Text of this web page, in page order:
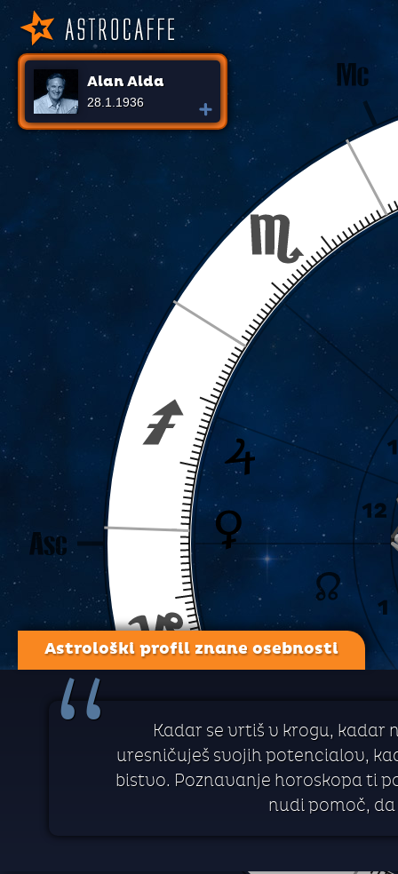
Alan Alda
28.1.1936
Astrološki profil znane osebnosti
“
Kadar se vrtiš v krogu, kadar
uresničuješ svojih potencialov,
bistvo. Poznavanje horoskopa ti
nudi pomoč,